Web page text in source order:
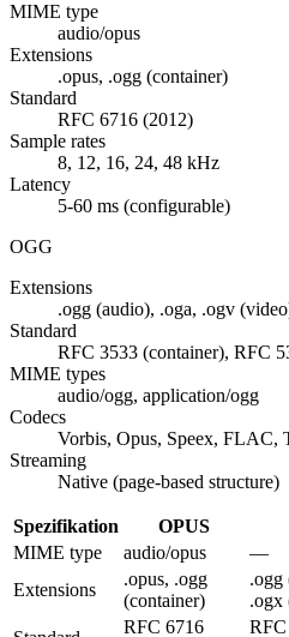
MIME type
audio/opus
Extensions
.opus, .ogg (container)
Standard
RFC 6716 (2012)
Sample rates
8, 12, 16, 24, 48 kHz
Latency
5-60 ms (configurable)
OGG
Extensions
.ogg (audio), .oga, .ogv
Standard
RFC 3533 (container), RFC
MIME types
audio/ogg, application/ogg
Codecs
Vorbis, Opus, Speex, FLAC,
Streaming
Native (page-based structure)
Spezifikation OPUS
MIME type
audio/opus
—
Extensions
.opus, .ogg
(container)
.ogg
.ogx
RFC 6716